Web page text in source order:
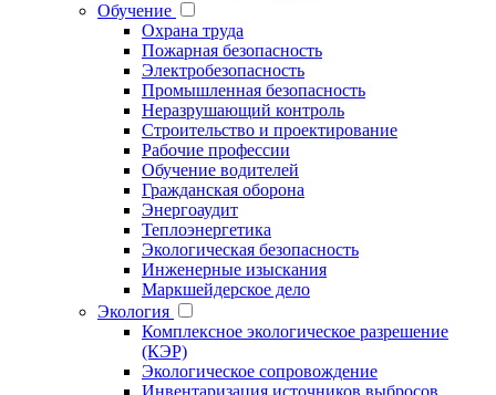
Обучение
Охрана труда
Пожарная безопасность
Электробезопасность
Промышленная безопасность
Неразрушающий контроль
Строительство и проектирование
Рабочие профессии
Обучение водителей
Гражданская оборона
Энергоаудит
Теплоэнергетика
Экологическая безопасность
Инженерные изыскания
Маркшейдерское дело
Экология
Комплексное экологическое разрешение
(КЭР)
Экологическое сопровождение
Инвентаризация источников выбросов